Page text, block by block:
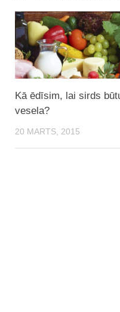
Kā ēdīsim, lai sirds
vesela?
20 MARTS, 2015